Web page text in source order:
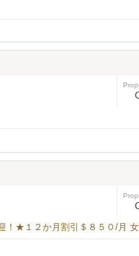
！★１２か月割引＄８５０/月